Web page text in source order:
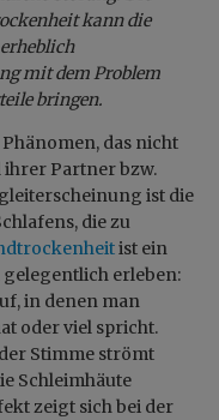
kann die
mit dem Problem
bringen.
das nicht
Partner bzw.
ist die
die zu
ist ein
gelegentlich erleben:
in denen man
oder viel spricht.
Stimme strömt
Schleimhäute
zeigt sich bei der